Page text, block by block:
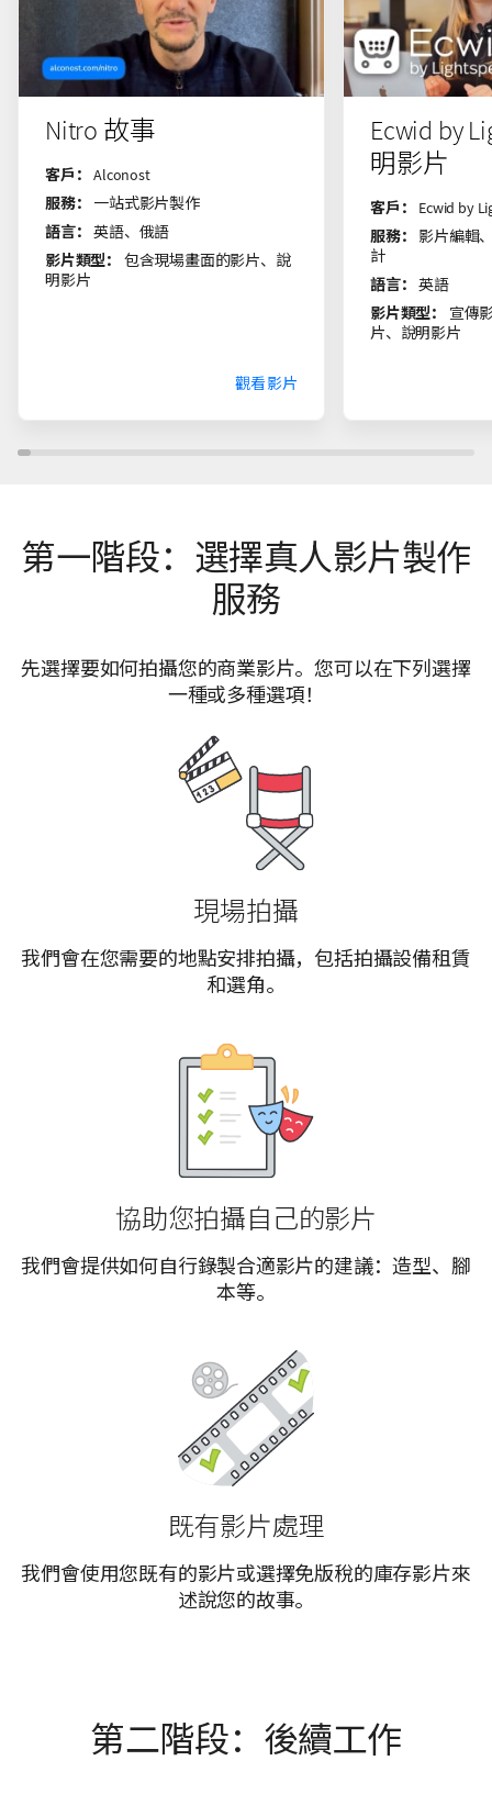
Nitro 故事
客戶：
Alconost
服務：
一站式影片製作
語言：
英語、俄語
影片類型：
包含現場畫面的影片、說
明影片
觀看影片
Ecwid by
明影片
客戶：
Ecwid by
服務：
影片編輯
計
語言：
英語
影片類型：
宣傳
片、說明影片
第一階段：選擇真人影片製作
服務
先選擇要如何拍攝您的商業影片。您可以在下列選擇
一種或多種選項！
現場拍攝
我們會在您需要的地點安排拍攝，包括拍攝設備租賃
和選角。
協助您拍攝自己的影片
我們會提供如何自行錄製合適影片的建議：造型、腳
本等。
既有影片處理
我們會使用您既有的影片或選擇免版稅的庫存影片來
述說您的故事。
第二階段：後續工作